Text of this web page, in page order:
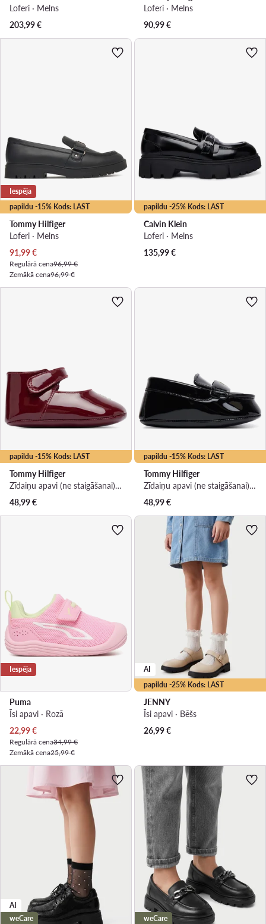
Loferi · Melns
203,99€
Loferi · Melns
90,99€
papildu -15% Kods: LAST
Iespēja
Tommy Hilfiger
Loferi · Melns
Pašreizējā cena
91,99€
Regulārā cena96,99 €
Zemākā cena96,99 €
papildu -25% Kods: LAST
Calvin Klein
Loferi · Melns
135,99€
papildu -15% Kods: LAST
Tommy Hilfiger
Zīdaiņu apavi (ne staigāšanai) · Bordo
48,99€
papildu -15% Kods: LAST
Tommy Hilfiger
Zīdaiņu apavi (ne staigāšanai) · Melns
48,99€
Iespēja
Puma
Īsi apavi · Rozā
Pašreizējā cena
22,99€
Regulārā cena34,99 €
Zemākā cena25,99 €
papildu -25% Kods: LAST
AI
JENNY
Īsi apavi · Bēšs
26,99€
AI
weCare
weCare